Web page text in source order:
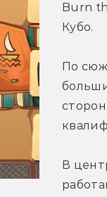
Burn
Кубо.
По
В